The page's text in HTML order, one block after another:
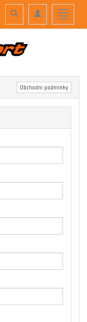
Toggle
Toggle
navigation
Toggle
search
Obchodní podmínky